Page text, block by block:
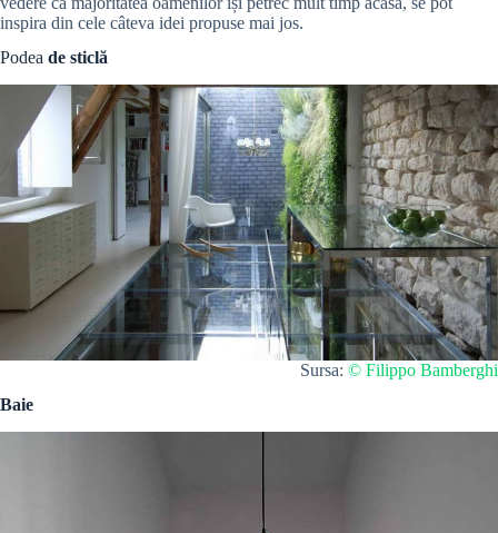
inspira din cele câteva idei propuse mai jos.
Podea de sticlă
Sursa: © Filippo Bamberghi
Baie